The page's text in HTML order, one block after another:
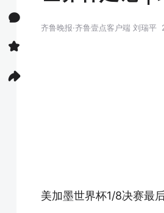
齐鲁晚报·齐鲁壹点客户端 刘瑞平
美加墨世界杯1/8决赛最